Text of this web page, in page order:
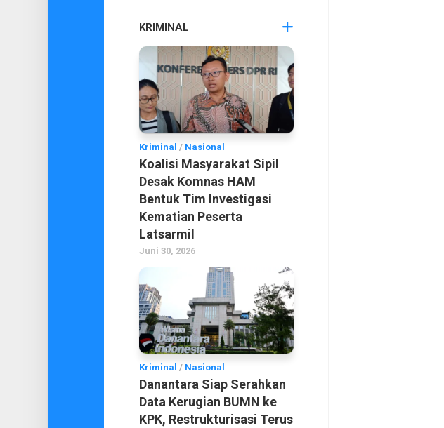
KRIMINAL
Kriminal / Nasional
Koalisi Masyarakat Sipil
Desak Komnas HAM
Bentuk Tim Investigasi
Kematian Peserta
Latsarmil
Juni 30, 2026
Kriminal / Nasional
Danantara Siap Serahkan
Data Kerugian BUMN ke
KPK, Restrukturisasi Terus